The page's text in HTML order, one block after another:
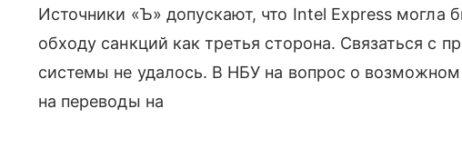
Источники «Ъ» допускают, что Intel Express могла
обходу санкций как третья сторона. Связаться с
системы не удалось. В НБУ на вопрос о возможном
на переводы на